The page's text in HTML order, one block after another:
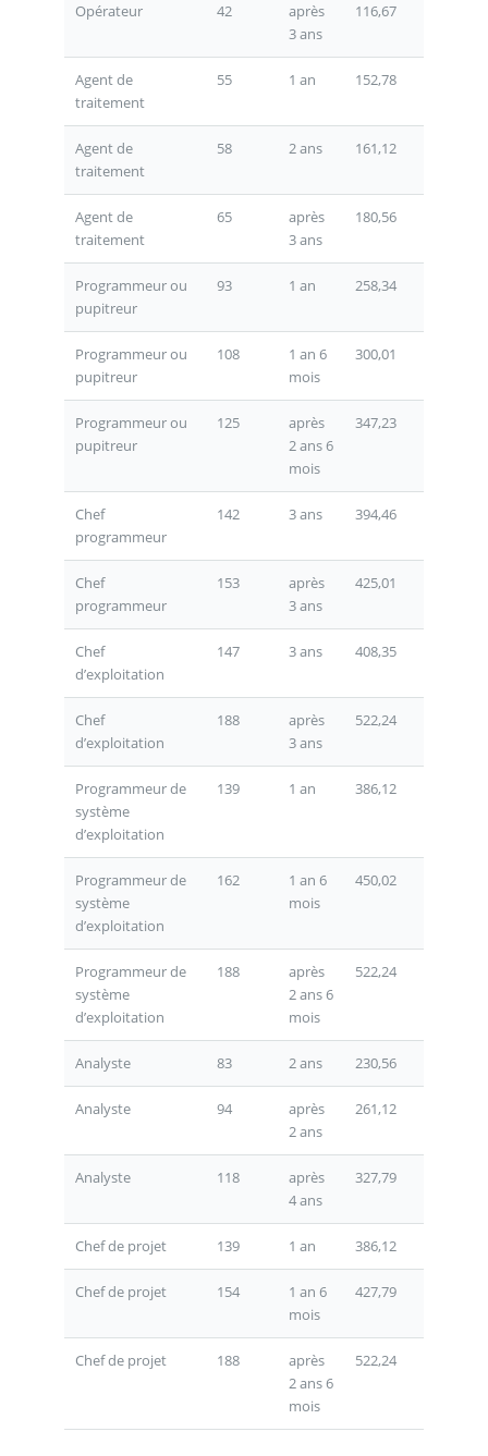
Opérateur 42
après
3 ans
116,67
Agent de
traitement
55 1 an 152,78
Agent de
traitement
58 2 ans 161,12
Agent de
traitement
65
après
3 ans
180,56
Programmeur ou
pupitreur
93 1 an 258,34
Programmeur ou
pupitreur
108
1 an 6
mois
300,01
Programmeur ou
pupitreur
125
après
2 ans 6
mois
347,23
Chef
programmeur
142 3 ans 394,46
Chef
programmeur
153
après
3 ans
425,01
Chef
d’exploitation
147 3 ans 408,35
Chef
d’exploitation
188
après
3 ans
522,24
Programmeur de
système
d’exploitation
139 1 an 386,12
Programmeur de
système
d’exploitation
162
1 an 6
mois
450,02
Programmeur de
système
d’exploitation
188
après
2 ans 6
mois
522,24
Analyste 83 2 ans 230,56
Analyste 94
après
2 ans
261,12
Analyste 118
après
4 ans
327,79
Chef de projet 139 1 an 386,12
Chef de projet 154
1 an 6
mois
427,79
Chef de projet 188
après
2 ans 6
mois
522,24